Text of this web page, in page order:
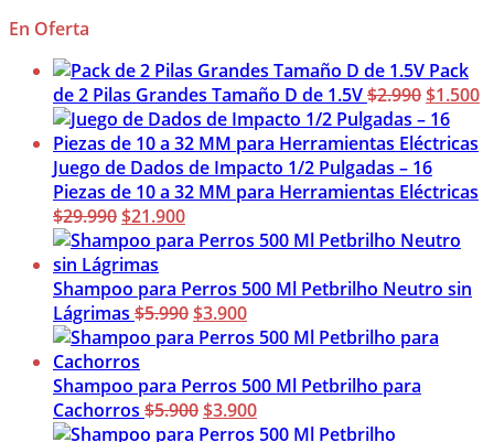
En Oferta
Pack
de 2 Pilas Grandes Tamaño D de 1.5V$2.990El
precio
original
era:
$2.990.
$1.500El
Juego de Dados de Impacto 1/2 Pulgadas – 16
Piezas de 10 a 32 MM para Herramientas Eléctricas
$29.990El
precio
original
era:
$29.990.
$21.900El
precio
es:
$21.900.
Shampoo para Perros 500 Ml Petbrilho Neutro sin
Lágrimas $5.990El
precio
era:
$5.990.
$3.900El
precio
es:
$3.900.
Shampoo para Perros 500 Ml Petbrilho para
Cachorros $5.900El
precio
$3.900El
precio